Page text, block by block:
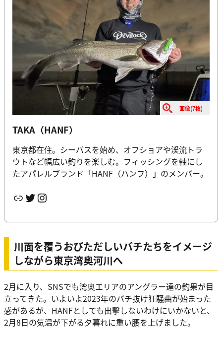
画像(7枚)
TAKA（HANF）
東京都在住。シーバスを始め、オフショアや渓流トラ
ウトなど幅広い釣りを楽しむ。フィッシングを軸にし
たアパレルブランド「HANF（ハンフ）」のメンバー。
リンクTwitter Instagram
川面を覆うおびただしいバチたちをイメージ
しながら東京湾奥河川へ
2月に入り、SNSでも湾奥エリアのアングラー達の釣果が目
立ってきた。いよいよ2023年のバチ抜け狂騒曲が始まった
感があるが、HANFとしても出撃しないわけにいかないと、
2月8日の気温が下がる夕暮れに重い腰を上げました。